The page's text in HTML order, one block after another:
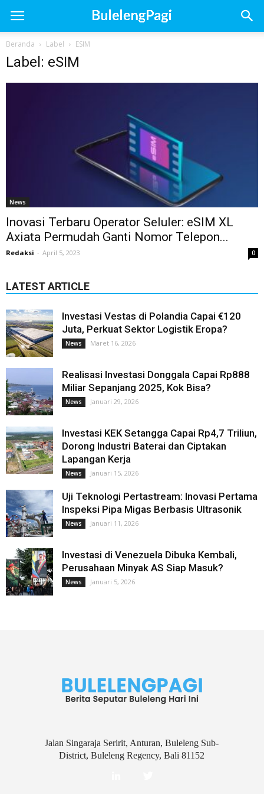
Beranda Label ESIM
Label: eSIM
News
Inovasi Terbaru Operator Seluler: eSIM XL
Axiata Permudah Ganti Nomor Telepon...
Redaksi - April 5, 2023 0
LATEST ARTICLE
Investasi Vestas di Polandia Capai €120
Juta, Perkuat Sektor Logistik Eropa?
News Maret 16, 2026
Realisasi Investasi Donggala Capai Rp888
Miliar Sepanjang 2025, Kok Bisa?
News Januari 29, 2026
Investasi KEK Setangga Capai Rp4,7 Triliun,
Dorong Industri Baterai dan Ciptakan
Lapangan Kerja
News Januari 15, 2026
Uji Teknologi Pertastream: Inovasi Pertama
Inspeksi Pipa Migas Berbasis Ultrasonik
News Januari 11, 2026
Investasi di Venezuela Dibuka Kembali,
Perusahaan Minyak AS Siap Masuk?
News Januari 5, 2026
Jalan Singaraja Seririt, Anturan, Buleleng Sub-
District, Buleleng Regency, Bali 81152